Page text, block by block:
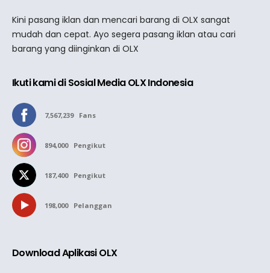
Kini pasang iklan dan mencari barang di OLX sangat
mudah dan cepat. Ayo segera pasang iklan atau cari
barang yang diinginkan di OLX
Ikuti kami di Sosial Media OLX Indonesia
7,567,239 Fans
894,000 Pengikut
187,400 Pengikut
198,000 Pelanggan
Download Aplikasi OLX